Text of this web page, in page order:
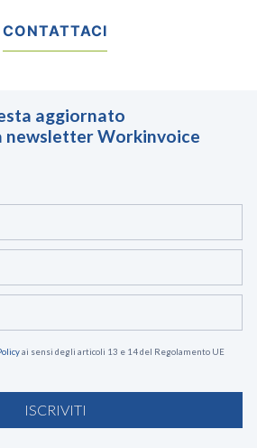
CONTATTACI
aggiornato
newsletter Workinvoice
ai sensi degli articoli 13 e 14 del Regolamento UE
ISCRIVITI